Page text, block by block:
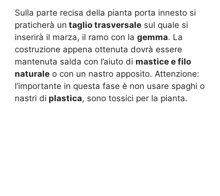
Sulla parte recisa della pianta porta innesto si
praticherà un taglio trasversale sul quale si
inserirà il marza, il ramo con la gemma. La
costruzione appena ottenuta dovrà essere
mantenuta salda con l’aiuto di mastice e filo
naturale o con un nastro apposito. Attenzione:
l’importante in questa fase è non usare spaghi o
nastri di plastica, sono tossici per la pianta.